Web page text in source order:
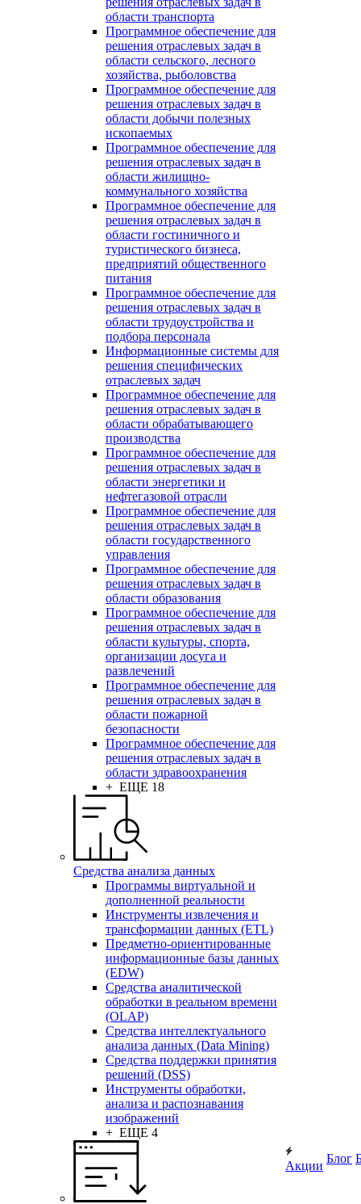
области транспорта
Программное обеспечение для
решения отраслевых задач в
области сельского, лесного
хозяйства, рыболовства
Программное обеспечение для
решения отраслевых задач в
области добычи полезных
ископаемых
Программное обеспечение для
решения отраслевых задач в
области жилищно-
коммунального хозяйства
Программное обеспечение для
решения отраслевых задач в
области гостиничного и
туристического бизнеса,
предприятий общественного
питания
Программное обеспечение для
решения отраслевых задач в
области трудоустройства и
подбора персонала
Информационные системы для
решения специфических
отраслевых задач
Программное обеспечение для
решения отраслевых задач в
области обрабатывающего
производства
Программное обеспечение для
решения отраслевых задач в
области энергетики и
нефтегазовой отрасли
Программное обеспечение для
решения отраслевых задач в
области государственного
управления
Программное обеспечение для
решения отраслевых задач в
области образования
Программное обеспечение для
решения отраслевых задач в
области культуры, спорта,
организации досуга и
развлечений
Программное обеспечение для
решения отраслевых задач в
области пожарной
безопасности
Программное обеспечение для
решения отраслевых задач в
области здравоохранения
+ ЕЩЕ 18
Средства анализа данных
Программы виртуальной и
дополненной реальности
Инструменты извлечения и
трансформации данных (ETL)
Предметно-ориентированные
информационные базы данных
(EDW)
Средства аналитической
обработки в реальном времени
(OLAP)
Средства интеллектуального
анализа данных (Data Mining)
Средства поддержки принятия
решений (DSS)
Инструменты обработки,
анализа и распознавания
изображений
+ ЕЩЕ 4
Акции
Блог